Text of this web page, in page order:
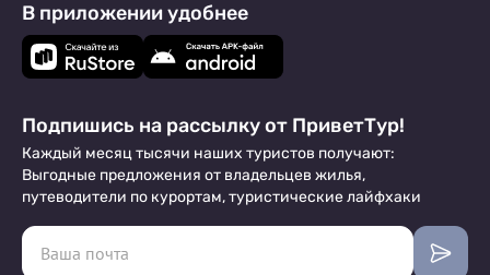
В приложении удобнее
Подпишись на рассылку от ПриветТур!
Каждый месяц тысячи наших туристов получают:
Выгодные предложения от владельцев жилья,
путеводители по курортам, туристические лайфхаки